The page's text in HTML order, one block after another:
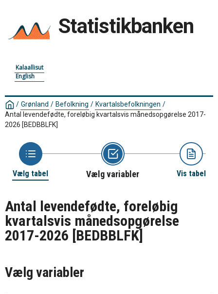
Statistikbanken
Kalaallisut
English
/ Grønland / Befolkning / Kvartalsbefolkningen /
Antal levendefødte, foreløbig kvartalsvis månedsopgørelse 2017-
2026 [BEDBBLFK]
Vælg tabel Vælg variabler Vis tabel
Antal levendefødte, foreløbig
kvartalsvis månedsopgørelse
2017-2026 [BEDBBLFK]
Vælg variabler